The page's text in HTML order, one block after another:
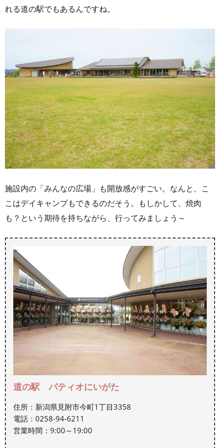
れる道の駅でもあるんですね。
施設内の「みんなの広場」も開放感がすごい。なんと、こ
こはデイキャンプもできるのだそう。もしかして、焼肉
も？という期待を持ちながら、行ってみましょう～
道の駅 パティオにいがた
住所：新潟県見附市今町1丁目3358
電話：0258-94-6211
営業時間：9:00～19:00